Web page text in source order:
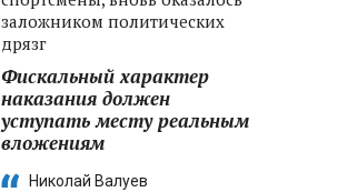
заложником политических
дрязг
Фискальный характер
наказания должен
уступать месту реальным
вложениям
Николай Валуев